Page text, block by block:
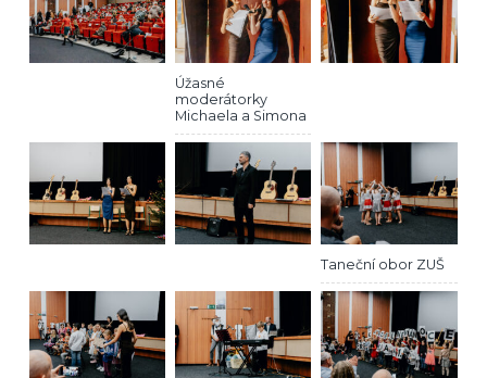
Úžasné
moderátorky
Michaela a Simona
Taneční obor ZUŠ